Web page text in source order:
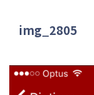
img_2805